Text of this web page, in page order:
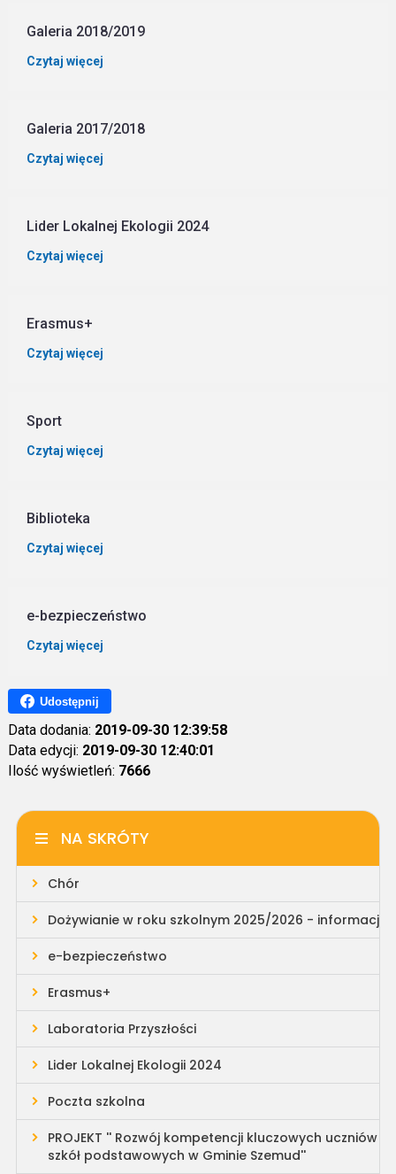
Galeria 2018/2019
Czytaj więcej
Galeria 2017/2018
Czytaj więcej
Lider Lokalnej Ekologii 2024
Czytaj więcej
Erasmus+
Czytaj więcej
Sport
Czytaj więcej
Biblioteka
Czytaj więcej
e-bezpieczeństwo
Czytaj więcej
Udostępnij
Data dodania: 2019-09-30 12:39:58
Data edycji: 2019-09-30 12:40:01
Ilość wyświetleń: 7666
NA SKRÓTY
Chór
Dożywianie w roku szkolnym 2025/2026 - informacja
e-bezpieczeństwo
Erasmus+
Laboratoria Przyszłości
Lider Lokalnej Ekologii 2024
Poczta szkolna
PROJEKT '' Rozwój kompetencji kluczowych uczniów
szkół podstawowych w Gminie Szemud''